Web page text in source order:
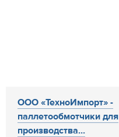
ООО «ТехноИмпорт» -
паллетообмотчики для
производства...